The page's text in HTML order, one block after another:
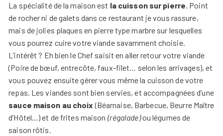
La spécialité de la maison est la cuisson sur pierre. Point
de rocher ni de galets dans ce restaurant je vous rassure,
mais de jolies plaques en pierre type marbre sur lesquelles
vous pourrez cuire votre viande savamment choisie.
L’intérêt ? Eh bien le Chef saisit en aller retour votre viande
(Poire de bœuf, entrecôte, faux-filet… selon les arrivages), et
vous pouvez ensuite gérer vous même la cuisson de votre
repas. Les viandes sont bien servies, et accompagnées d’une
sauce maison au choix (Béarnaise, Barbecue, Beurre Maître
d’Hôtel…) et de frites maison (régalade)ou légumes de
saison rôtis.